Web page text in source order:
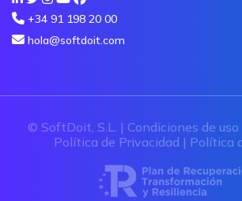
+34 91 198 20 00
hola@softdoit.com
© SoftDoit, S.L. | Condiciones de uso
Política de Privacidad | Política